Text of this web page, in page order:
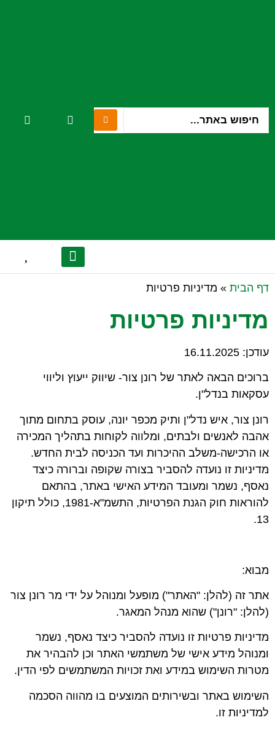
דף הבית » מדיניות פרטיות
מדיניות פרטיות
עודכן: 16.11.2025
ברוכים הבאה לאתר של רונן צור- שיווק ייעוץ וליווי
עסקאות בנדל"ן.
רונן צור, איש נדל"ן ותיק מכפר יונה, עוסק בתחום מתוך
אהבה לאנשים ולבתים, ומלווה לקוחות בתהליך המכירה
או הרכישה-משלב ההיכרות ועד הכניסה לבית החדש.
מדיניות זו נועדה להסביר בצורה שקופה וברורה כיצד
נאסף, נשמר ומעובד המידע האישי באתר, בהתאם
להוראות חוק הגנת הפרטיות, התשמ"א-1981, כולל תיקון
13.
מבוא:
אתר זה (להלן: "האתר") מופעל ומנוהל על ידי מר רונן צור
(להלן: "רונן") שהוא מנהל המאגר.
מדיניות פרטיות זו נועדה להסביר כיצד נאסף, נשמר
ומנוהל מידע אישי של משתמשי האתר וכן להבהיר את
מטרות השימוש במידע ואת זכויות המשתמשים לפי הדין.
השימוש באתר ובשירותים המוצעים בו מהווה הסכמה
למדיניות זו.